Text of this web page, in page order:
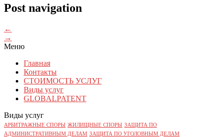
Post navigation
←
→
Меню
Главная
Контакты
СТОИМОСТЬ УСЛУГ
Виды услуг
GLOBALPATENT
Виды услуг
АРБИТРАЖНЫЕ СПОРЫ ЖИЛИЩНЫЕ СПОРЫ ЗАЩИТА ПО
АДМИНИСТРАТИВНЫМ ДЕЛАМ ЗАЩИТА ПО УГОЛОВНЫМ ДЕЛАМ